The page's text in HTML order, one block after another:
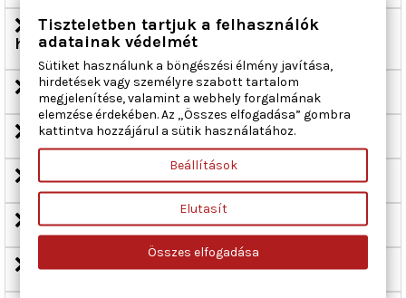
Kiegyenlítőtartály, szervokormány-
hidraulikaolaj
könyökcsukló, kormány vonórúd
kormánycsiga
kormánycsillapító
Kormányelfordítás-érzékelő
kormánygép
Tiszteletben tartjuk a felhasználók
adatainak védelmét
Sütiket használunk a böngészési élmény javítása,
hirdetések vagy személyre szabott tartalom
megjelenítése, valamint a webhely forgalmának
elemzése érdekében. Az „Összes elfogadása” gombra
kattintva hozzájárul a sütik használatához.
Beállítások
Elutasít
Összes elfogadása